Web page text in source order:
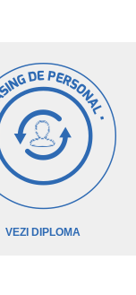
VEZI DIPLOMA